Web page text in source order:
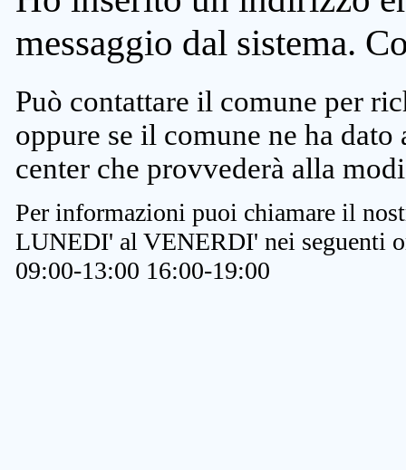
messaggio dal sistema.
Può contattare il comune per
oppure se il comune ne ha
center che provvederà alla
Per informazioni puoi chiamare il
LUNEDI' al VENERDI' nei seguenti
09:00-13:00 16:00-19:00